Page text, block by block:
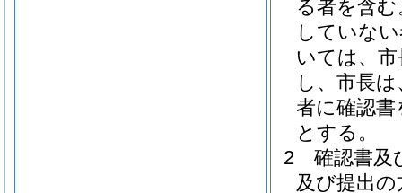
る者を含む
していな
いては、
し、市長
者に確認
とする。
2
確認書及
及び提出